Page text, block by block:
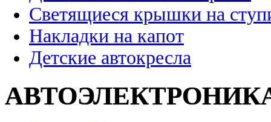
Светящиеся крышки на
Накладки на капот
Детские автокресла